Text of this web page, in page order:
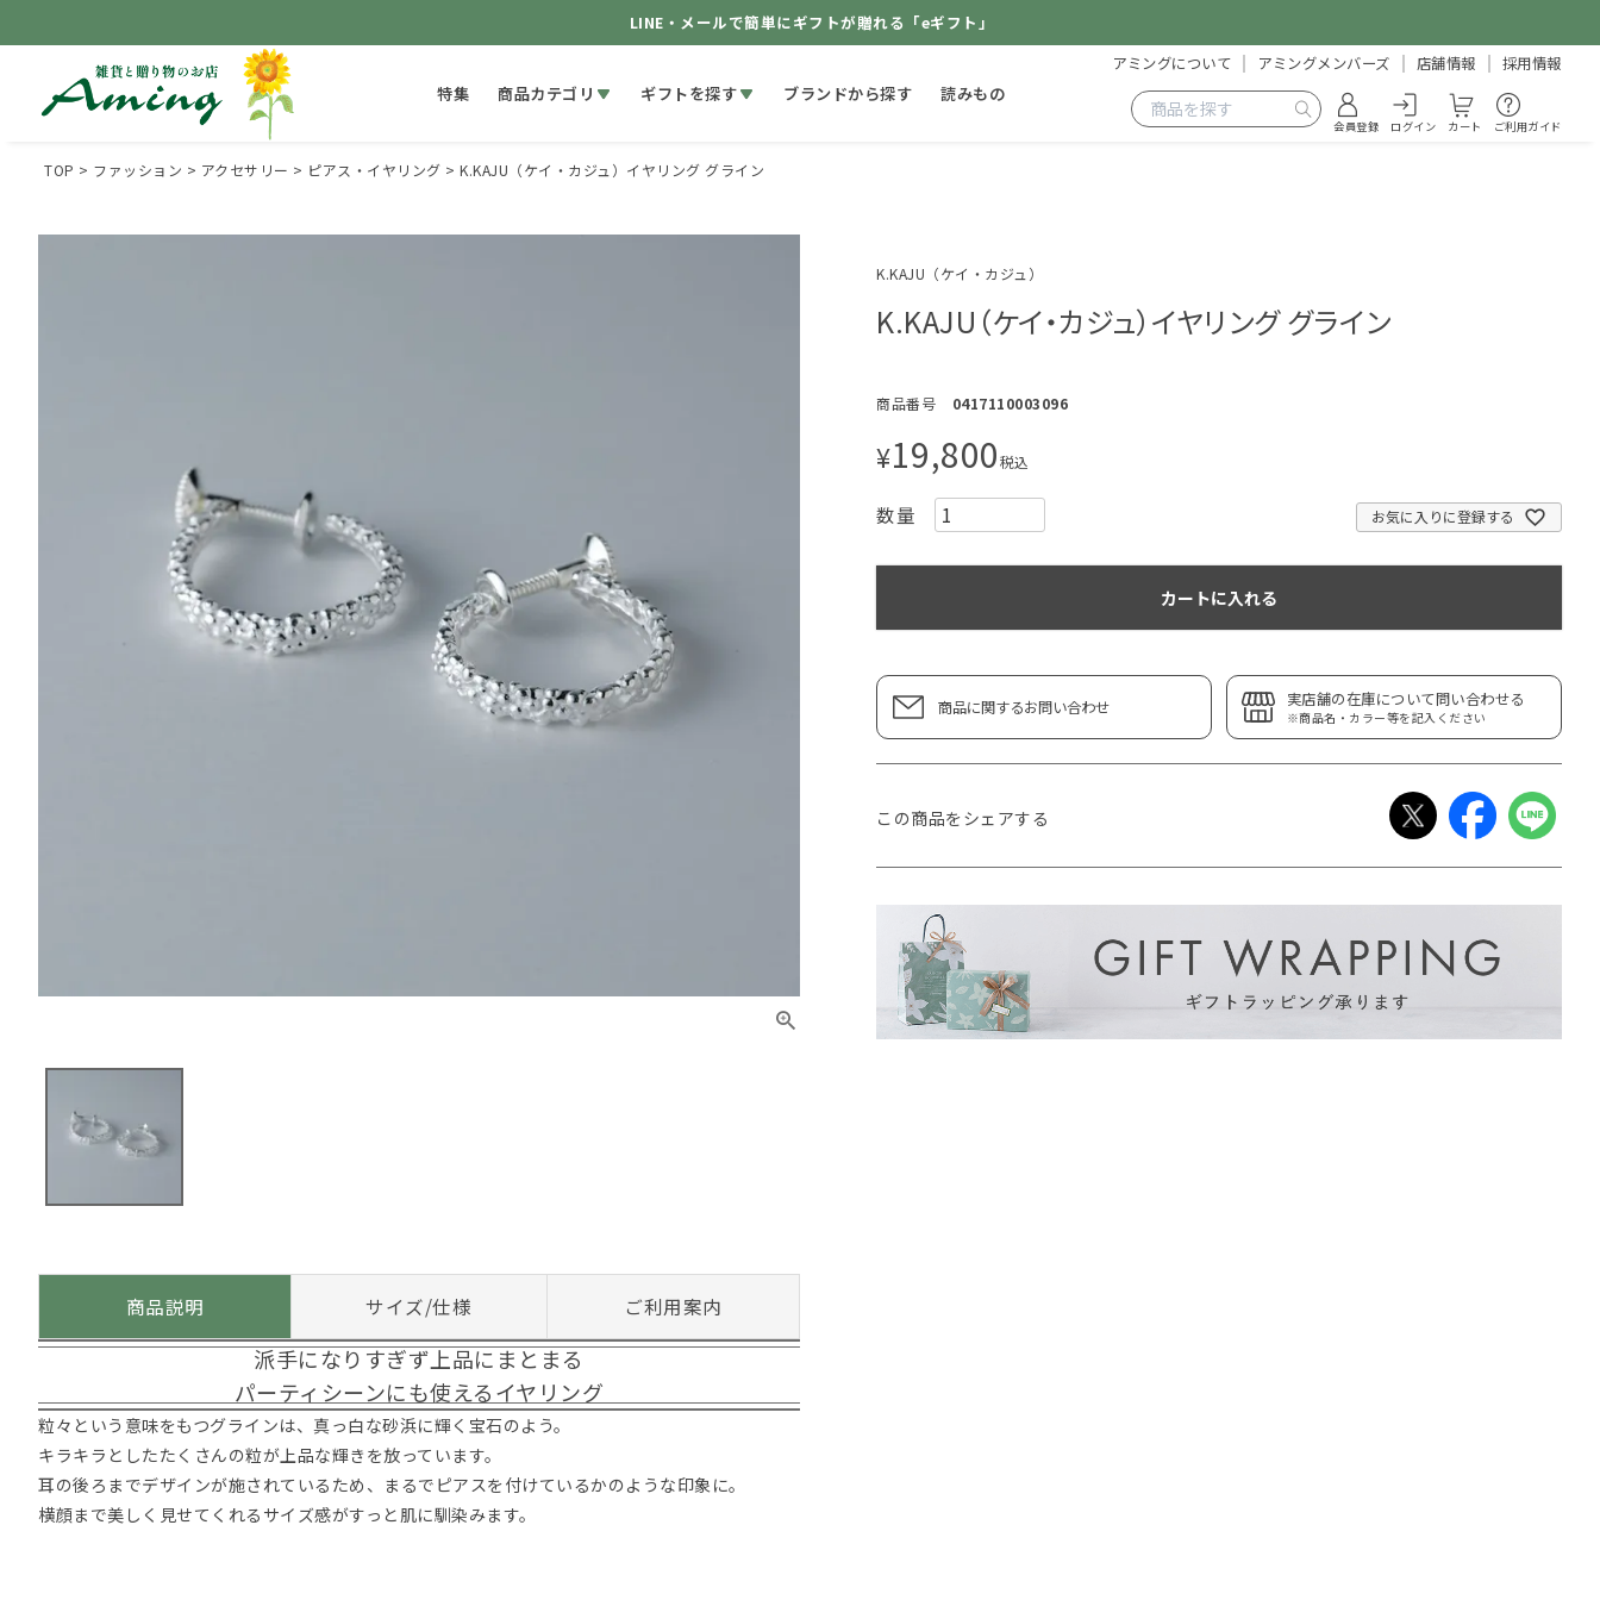
LINE・メールで簡単にギフトが贈れる「eギフト」
特集 商品カテゴリ ギフトを探す ブランドから探す 読みもの
アミングについて アミングメンバーズ 店舗情報 採用情報
会員登録 ログイン カート ご利用ガイド
TOP ファッション アクセサリー ピアス・イヤリング K.KAJU（ケイ・カジュ）イヤリング グライン
商品説明 サイズ/仕様 ご利用案内
派手になりすぎず上品にまとまる
パーティシーンにも使えるイヤリング
粒々という意味をもつグラインは、真っ白な砂浜に輝く宝石のよう。
キラキラとしたたくさんの粒が上品な輝きを放っています。
耳の後ろまでデザインが施されているため、まるでピアスを付けているかのような印象に。
横顔まで美しく見せてくれるサイズ感がすっと肌に馴染みます。
K.KAJU（ケイ・カジュ）
K.KAJU（ケイ・カジュ）イヤリング グライン
商品番号 0417110003096
¥19,800税込
お気に入りに登録する
カートに入れる
商品に関するお問い合わせ 実店舗の在庫について問い合わせる
※商品名・カラー等を記入ください
この商品をシェアする